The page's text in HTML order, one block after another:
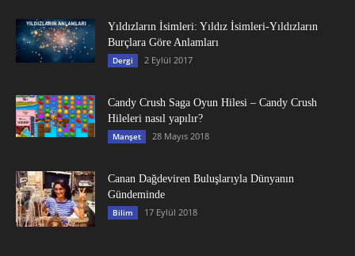
Yıldızların İsimleri: Yıldız İsimleri-Yıldızların
Burçlara Göre Anlamları
Dergi 2 Eylül 2017
Candy Crush Saga Oyun Hilesi – Candy Crush
Hileleri nasıl yapılır?
Manşet 28 Mayıs 2018
Canan Dağdeviren Buluşlarıyla Dünyanın
Gündeminde
Bilim 17 Eylül 2018